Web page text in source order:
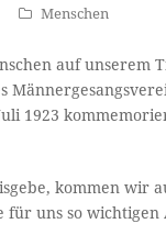
Menschen
auf unserem
1923
kommen wir
für uns so